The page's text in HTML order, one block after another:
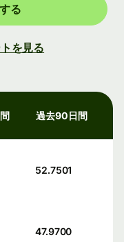
る
を見る
過去90日間
52.7501
47.9700